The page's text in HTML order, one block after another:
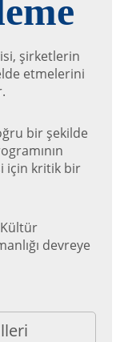
şirketlerin
etmelerini
bir şekilde
için kritik bir
devreye